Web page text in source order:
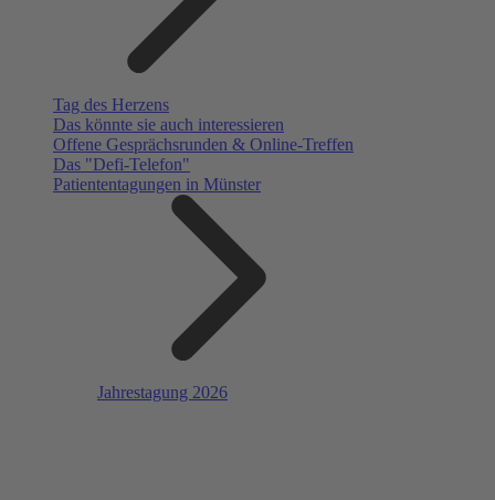
Tag des Herzens
Das könnte sie auch interessieren
Offene Gesprächsrunden & Online-Treffen
Das "Defi-Telefon"
Patiententagungen in Münster
Jahrestagung 2026